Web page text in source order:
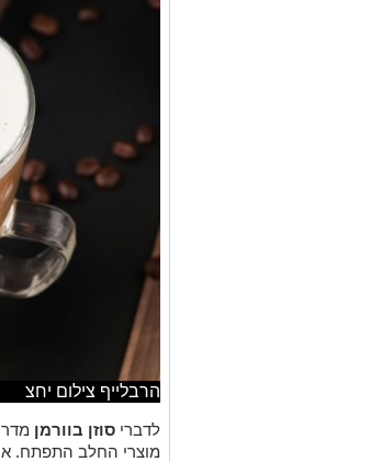
הרבלייף צילום יחצ
לדברי סוזן בוורמן
מוצרי החלב התפתח.